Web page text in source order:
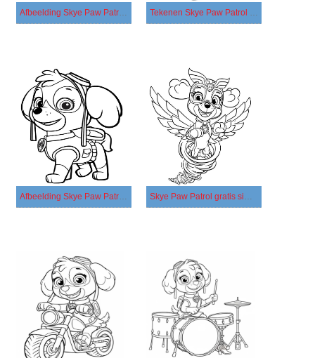
Afbeelding Skye Paw Patrol gratis Tekenen Skye Paw Patrol gratis
Afbeelding Skye Paw Patrol printbaar Skye Paw Patrol gratis simpel